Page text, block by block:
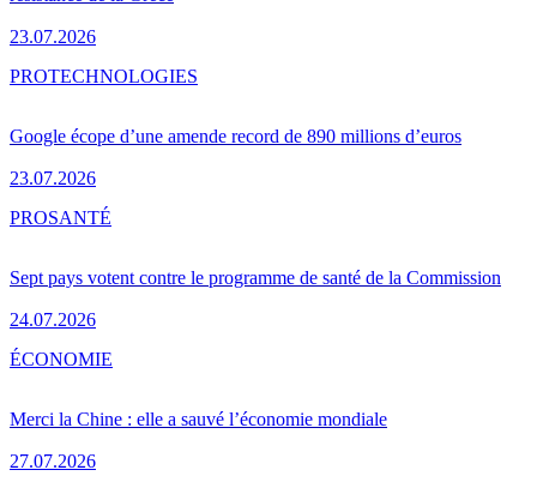
23.07.2026
Google écope d’une amende record de 890 millions d’euros
23.07.2026
PROTECHNOLOGIES
Sept pays votent contre le programme de santé de la Commission
24.07.2026
PROSANTÉ
Merci la Chine : elle a sauvé l’économie mondiale
27.07.2026
ÉCONOMIE